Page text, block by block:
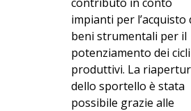
impianti per l’acquisto
beni strumentali per il
potenziamento dei cicli
produttivi. La
dello sportello è stata
possibile grazie alle